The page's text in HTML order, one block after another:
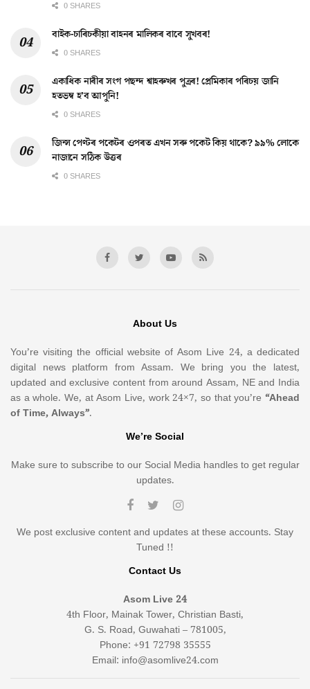
0 SHARES
বাইক-চাৰিচকীয়া বাহনৰ মালিকৰ বাবে সুখবৰ!
0 SHARES
একাধিক নাৰীৰ সংগ পছন্দ শ্বাহৰুখৰ পুত্ৰৰ! প্ৰেমিকাৰ পৰিচয় জানি
হতভম্ব হ’ব আপুনি!
0 SHARES
জিন্স পেণ্টৰ পকেটৰ ওপৰত এখন সৰু পকেট কিয় থাকে? ৯৯% লোকে
নাজানে সঠিক উত্তৰ
0 SHARES
About Us
You’re visiting the official website of Asom Live 24, a dedicated
digital news platform from Assam. We bring you the latest,
updated and exclusive content from around Assam, NE and India
as a whole. We, at Asom Live, work 24×7, so that you’re “Ahead
of Time, Always”.
We’re Social
Make sure to subscribe to our Social Media handles to get regular
updates.
We post exclusive content and updates at these accounts. Stay
Tuned !!
Contact Us
Asom Live 24
4th Floor, Mainak Tower, Christian Basti,
G. S. Road, Guwahati – 781005,
Phone: +91 72798 35555
Email: info@asomlive24.com